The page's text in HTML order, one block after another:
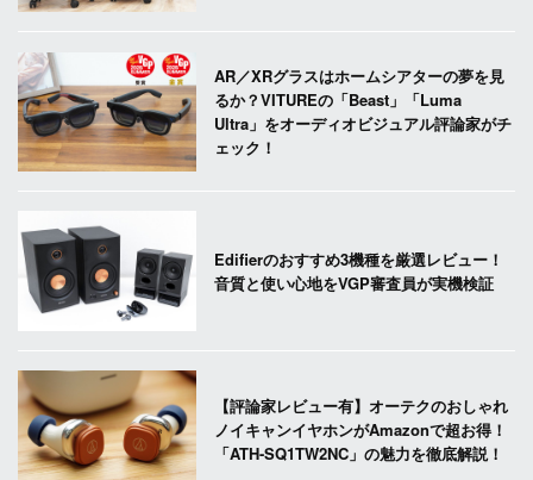
AR／XRグラスはホームシアターの夢を見
るか？VITUREの「Beast」「Luma
Ultra」をオーディオビジュアル評論家がチ
ェック！
Edifierのおすすめ3機種を厳選レビュー！
音質と使い心地をVGP審査員が実機検証
【評論家レビュー有】オーテクのおしゃれ
ノイキャンイヤホンがAmazonで超お得！
「ATH-SQ1TW2NC」の魅力を徹底解説！